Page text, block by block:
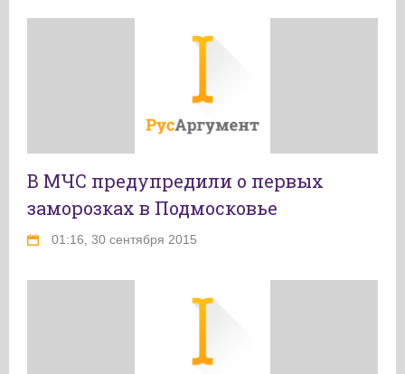
В МЧС предупредили о первых
заморозках в Подмосковье
01:16, 30 сентября 2015